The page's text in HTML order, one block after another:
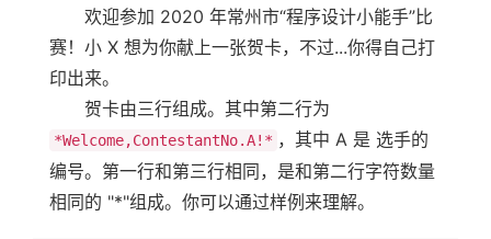
欢迎参加 2020 年常州市“程序设计小能手”比
赛！小 X 想为你献上一张贺卡，不过...你得自己打
印出来。
贺卡由三行组成。其中第二行为
*Welcome,ContestantNo.A!* ，其中 A 是 选手的
编号。第一行和第三行相同，是和第二行字符数量
相同的 "*"组成。你可以通过样例来理解。